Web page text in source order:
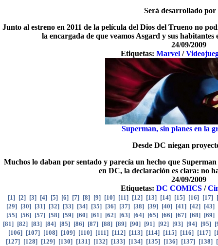
Será desarrollado por
Junto al estreno en 2011 de la película del Dios del Trueno no
la encargada de que veamos Asgard y sus habitantes
24/09/2009
Etiquetas: Marvel /
Superman, sin planes en la
Desde DC niegan
Muchos lo daban por sentado y parecía un hecho que
en DC, la declaración es clara: no
24/09/2009
Etiquetas: DC COMICS /
[1] [2] [3] [4] [5] [6] [7] [8] [9] [10] [11] [12] [13] [14] [15] [16] [17] [
[29] [30] [31] [32] [33] [34] [35] [36] [37] [38] [39] [40] [41] [42] [43]
[55] [56] [57] [58] [59] [60] [61] [62] [63] [64] [65] [66] [67] [68] [69]
[81] [82] [83] [84] [85] [86] [87] [88] [89] [90] [91] [92] [93] [94] [95] [
[106] [107] [108] [109] [110] [111] [112] [113] [114] [115] [116] [117] [
[127] [128] [129] [130] [131] [132] [133] [134] [135] [136] [137] [138] [